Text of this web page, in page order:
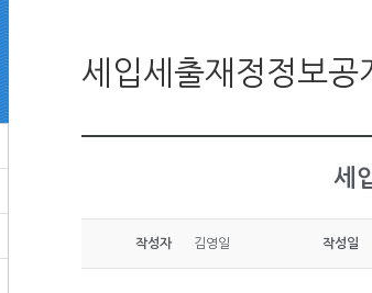
세입세출재정정보공
세
작성자 김영일 작성일